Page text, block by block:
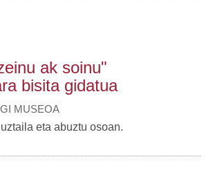
ak soinu"
bisita gidatua
MUSEOA
eta abuztu osoan.